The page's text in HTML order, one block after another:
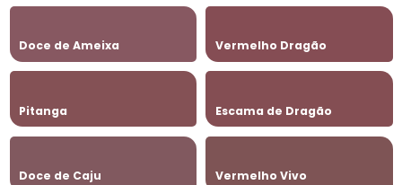
Doce de Ameixa Vermelho Dragão
Pitanga Escama de Dragão
Doce de Caju Vermelho Vivo